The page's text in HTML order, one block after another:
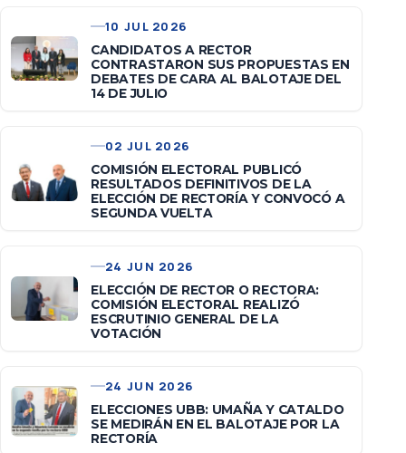
10 JUL 2026
CANDIDATOS A RECTOR
CONTRASTARON SUS PROPUESTAS EN
DEBATES DE CARA AL BALOTAJE DEL
14 DE JULIO
02 JUL 2026
COMISIÓN ELECTORAL PUBLICÓ
RESULTADOS DEFINITIVOS DE LA
ELECCIÓN DE RECTORÍA Y CONVOCÓ A
SEGUNDA VUELTA
24 JUN 2026
ELECCIÓN DE RECTOR O RECTORA:
COMISIÓN ELECTORAL REALIZÓ
ESCRUTINIO GENERAL DE LA
VOTACIÓN
24 JUN 2026
ELECCIONES UBB: UMAÑA Y CATALDO
SE MEDIRÁN EN EL BALOTAJE POR LA
RECTORÍA